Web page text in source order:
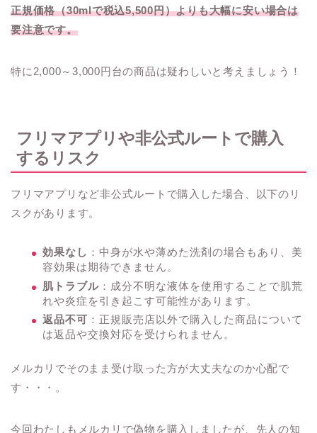
正規価格（30mlで税込5,500円）よりも大幅に安い場合は
要注意です。
特に2,000～3,000円台の商品は疑わしいと考えましょう！
フリマアプリや非公式ルートで購入
するリスク
フリマアプリなど非公式ルートで購入した場合、以下のリ
スクがあります。
効果なし ：中身が水や薄めた洗剤の場合もあり、美
容効果は期待できません。
肌トラブル ：成分不明な液体を使用することで肌荒
れや炎症を引き起こす可能性があります。
返品不可 ：正規販売店以外で購入した商品について
は返品や交換対応を受けられません。
メルカリでそのまま受け取った方が大丈夫なのか心配で
す・・・。
今回わたしもメルカリで偽物を購入しましたが、先人の知